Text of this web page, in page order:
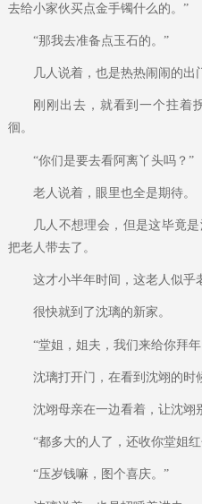
去给小家伙买点金手镯什么的。”
“那我去准备点玉石的。”
几人说着，也是热热闹闹的出
刚刚出去，就看到一个拄着
徊。
“你们是要去看阿离丫头吗？”
老人说着，眼里也全是期待。
几人不想理会，但是这毕竟
把老人带去了。
这才小半年时间，这老人似乎
很快就到了沈璃的新家。
“堂姐，姐夫，我们来给你拜
沈璃打开门，在看到沈翊的时
沈翊母亲在一边看着，让沈翊
“都多大的人了，还收你堂姐
“压岁钱嘛，图个喜庆。”